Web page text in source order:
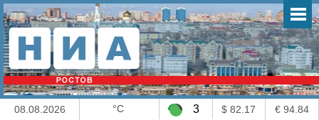
08.08.2026 °C 3 $ 82.17 € 94.84